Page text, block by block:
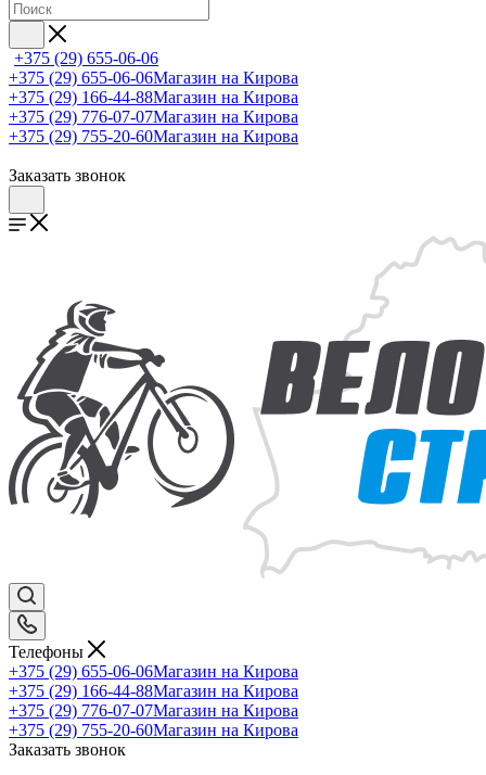
+375 (29) 655-06-06
+375 (29) 655-06-06Магазин на Кирова
+375 (29) 166-44-88Магазин на Кирова
+375 (29) 776-07-07Магазин на Кирова
+375 (29) 755-20-60Магазин на Кирова
Заказать звонок
Телефоны
+375 (29) 655-06-06Магазин на Кирова
+375 (29) 166-44-88Магазин на Кирова
+375 (29) 776-07-07Магазин на Кирова
+375 (29) 755-20-60Магазин на Кирова
Заказать звонок